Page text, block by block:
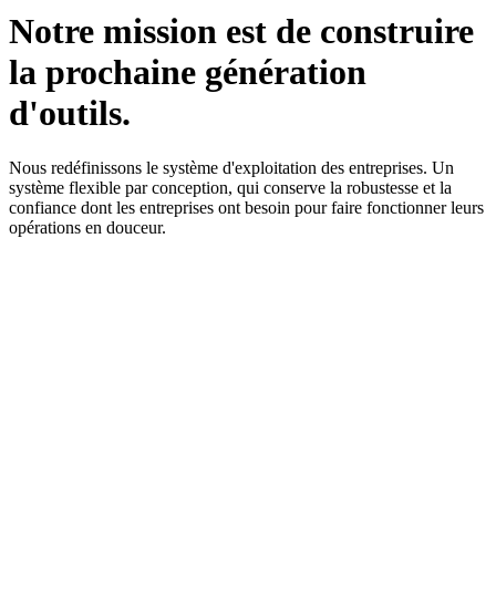
Notre mission est de construire
la prochaine génération
d'outils.
Nous redéfinissons le système d'exploitation des entreprises. Un
système flexible par conception, qui conserve la robustesse et la
confiance dont les entreprises ont besoin pour faire fonctionner leurs
opérations en douceur.